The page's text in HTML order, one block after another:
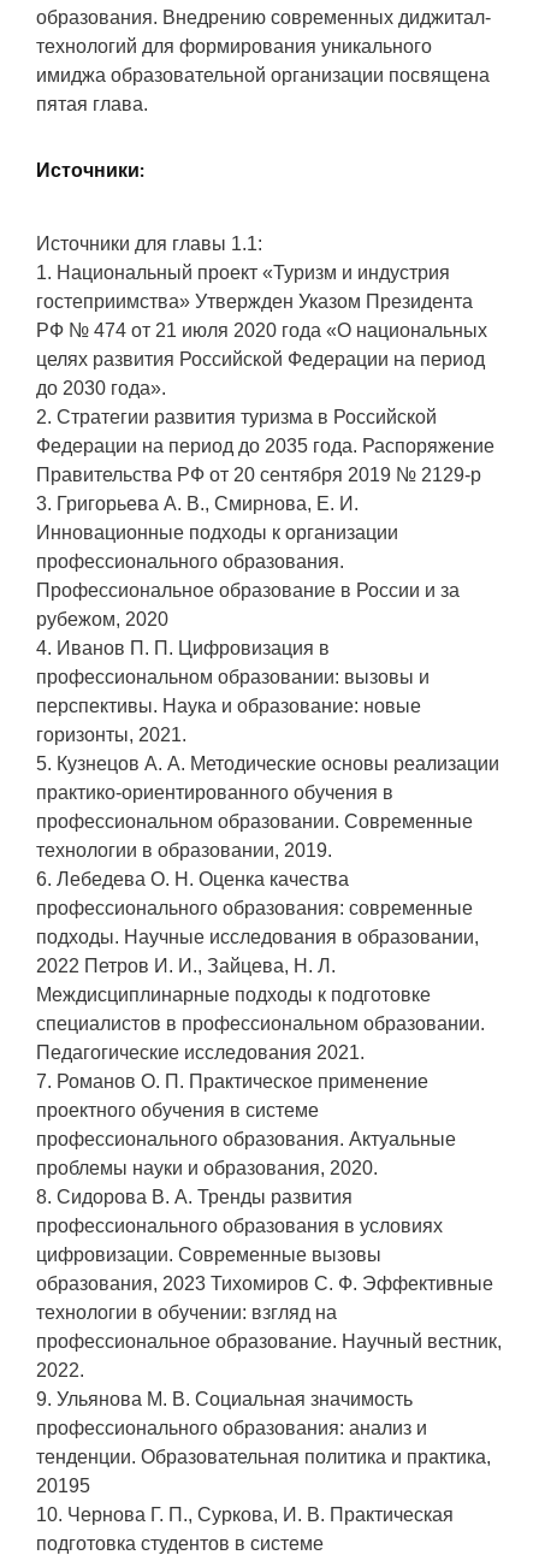
образования. Внедрению современных диджитал-
технологий для формирования уникального
имиджа образовательной организации посвящена
пятая глава.
Источники:
Источники для главы 1.1:
1. Национальный проект «Туризм и индустрия
гостеприимства» Утвержден Указом Президента
РФ № 474 от 21 июля 2020 года «О национальных
целях развития Российской Федерации на период
до 2030 года».
2. Стратегии развития туризма в Российской
Федерации на период до 2035 года. Распоряжение
Правительства РФ от 20 сентября 2019 № 2129-р
3. Григорьева А. В., Смирнова, Е. И.
Инновационные подходы к организации
профессионального образования.
Профессиональное образование в России и за
рубежом, 2020
4. Иванов П. П. Цифровизация в
профессиональном образовании: вызовы и
перспективы. Наука и образование: новые
горизонты, 2021.
5. Кузнецов А. А. Методические основы реализации
практико-ориентированного обучения в
профессиональном образовании. Современные
технологии в образовании, 2019.
6. Лебедева О. Н. Оценка качества
профессионального образования: современные
подходы. Научные исследования в образовании,
2022 Петров И. И., Зайцева, Н. Л.
Междисциплинарные подходы к подготовке
специалистов в профессиональном образовании.
Педагогические исследования 2021.
7. Романов О. П. Практическое применение
проектного обучения в системе
профессионального образования. Актуальные
проблемы науки и образования, 2020.
8. Сидорова В. А. Тренды развития
профессионального образования в условиях
цифровизации. Современные вызовы
образования, 2023 Тихомиров С. Ф. Эффективные
технологии в обучении: взгляд на
профессиональное образование. Научный вестник,
2022.
9. Ульянова М. В. Социальная значимость
профессионального образования: анализ и
тенденции. Образовательная политика и практика,
20195
10. Чернова Г. П., Суркова, И. В. Практическая
подготовка студентов в системе